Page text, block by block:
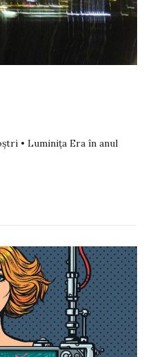
• Luminița Era în anul